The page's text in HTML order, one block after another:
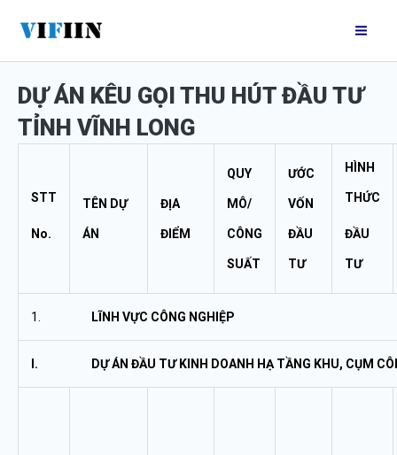
nội
dungDỰ ÁN KÊU GỌI THU HÚT ĐẦU TƯ
TỈNH VĨNH LONG
STT
No.
TÊN DỰ
ÁN
ĐỊA
ĐIỂM
QUY
MÔ/
CÔNG
SUẤT
ƯỚC
VỐN
ĐẦU
TƯ
HÌNH
THỨC
ĐẦU
TƯ
1. LĨNH VỰC CÔNG NGHIỆP
I. DỰ ÁN ĐẦU TƯ KINH DOANH HẠ TẦNG KHU, CỤM